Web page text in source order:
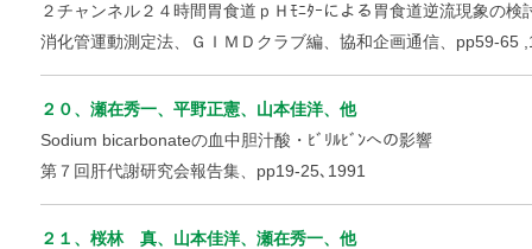
２チャンネル２４時間胃食道ｐＨﾓﾆﾀｰによる胃食道逆流現象の検
消化管運動測定法、ＧＩＭＤクラブ編、協和企画通信、pp59-65
２０、瀬在秀一、平野正憲、山本佳洋、他
Sodium bicarbonateの血中胆汁酸・ﾋﾞﾘﾙﾋﾞﾝへの影響
第７回肝代謝研究会報告集、pp19-25､1991
２１、桜林 真、山本佳洋、瀬在秀一、他